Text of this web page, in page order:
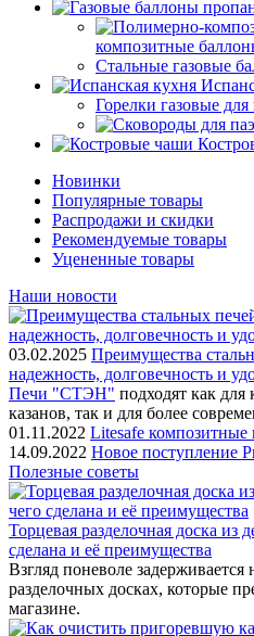
композитные
Стальные газовые
Горелки газовые для
Новинки
Популярные товары
Распродажи и скидки
Рекомендуемые товары
Уцененные товары
Наши новости
03.02.2025 Преимущества
надежность, долговечность и
Печи "СТЭН" подходят как
казанов, так и для более
01.11.2022 Litesafe композитные
14.09.2022 Новое поступление
Полезные советы
Торцевая разделочная доска из
сделана и её преимущества
Взгляд поневоле
разделочных досках, которые
магазине.